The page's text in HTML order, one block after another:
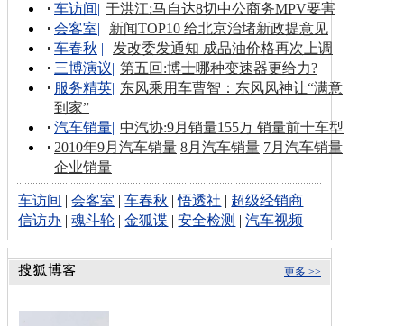
车访间| 于洪江:马自达8切中公商务MPV要害
会客室|
新闻TOP10 给北京治堵新政提意见
车春秋 |
发改委发通知 成品油价格再次上调
三博演议| 第五回:博士哪种变速器更给力?
服务精英| 东风乘用车曹智：东风风神让“满意
到家”
汽车销量| 中汽协:9月销量155万 销量前十车型
2010年9月汽车销量 8月汽车销量 7月汽车销量
企业销量
车访间 |会客室 |车春秋 |悟透社 | 超级经销商
信访办 |魂斗轮 |金狐谍 |安全检测 |汽车视频
更多 >>